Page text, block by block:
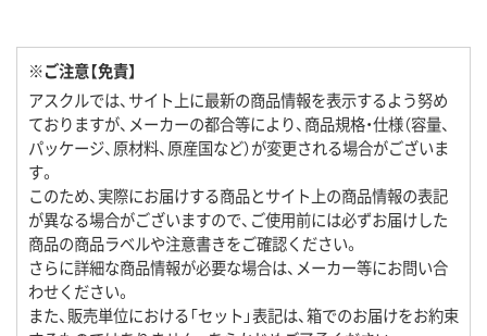
※ご注意【免責】
アスクルでは、サイト上に最新の商品情報を表示するよう努め
ておりますが、メーカーの都合等により、商品規格・仕様（容量、
パッケージ、原材料、原産国など）が変更される場合がございま
す。
このため、実際にお届けする商品とサイト上の商品情報の表記
が異なる場合がございますので、ご使用前には必ずお届けした
商品の商品ラベルや注意書きをご確認ください。
さらに詳細な商品情報が必要な場合は、メーカー等にお問い合
わせください。
また、販売単位における「セット」表記は、箱でのお届けをお約束